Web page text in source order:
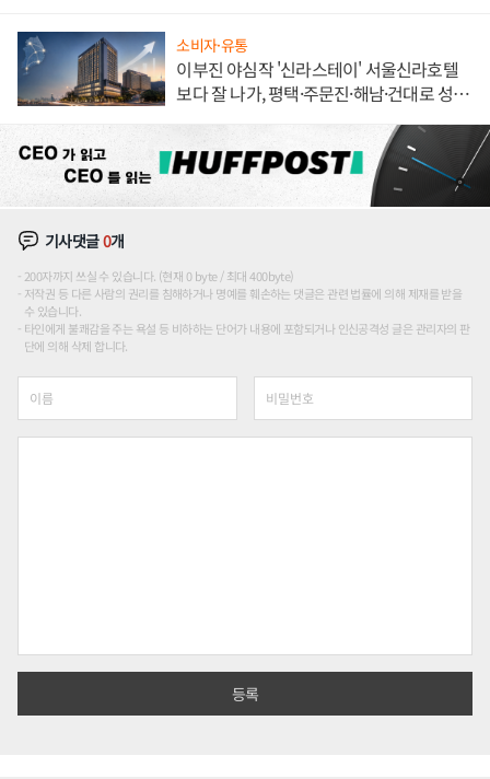
소비자·유통
이부진 야심작 '신라스테이' 서울신라호텔
보다 잘 나가, 평택·주문진·해남·건대로 성
기사댓글0개
200자까지 쓰실 수 있습니다. (현재 0 byte / 최대 400byte)
저작권 등 다른 사람의 권리를 침해하거나 명예를 훼손하는 댓글은 관련 법률에 의해 제재를 받을
수 있습니다.
타인에게 불쾌감을 주는 욕설 등 비하하는 단어가 내용에 포함되거나 인신공격성 글은 관리자의 판
단에 의해 삭제 합니다.